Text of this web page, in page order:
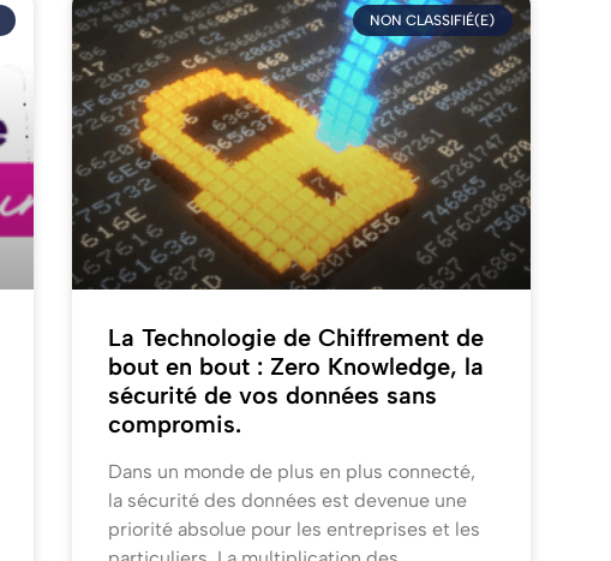
NON CLASSIFIÉ(E)
La Technologie de Chiffrement de
bout en bout : Zero Knowledge, la
sécurité de vos données sans
compromis.
Dans un monde de plus en plus connecté,
la sécurité des données est devenue une
priorité absolue pour les entreprises et les